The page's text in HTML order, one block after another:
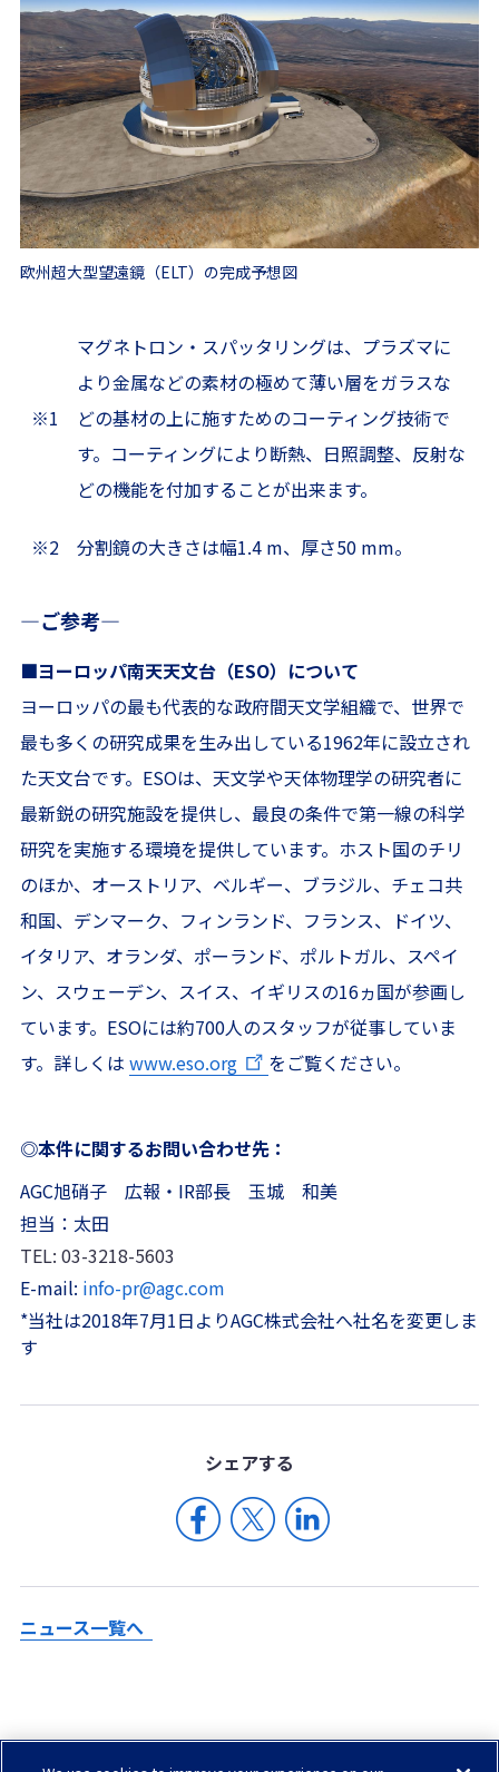
欧州超大型望遠鏡（ELT）の完成予想図
※1
マグネトロン・スパッタリングは、プラズマに
より金属などの素材の極めて薄い層をガラスな
どの基材の上に施すためのコーティング技術で
す。コーティングにより断熱、日照調整、反射な
どの機能を付加することが出来ます。
※2 分割鏡の大きさは幅1.4 m、厚さ50 mm。
―ご参考―
■ヨーロッパ南天天文台（ESO）について
ヨーロッパの最も代表的な政府間天文学組織で、世界で
最も多くの研究成果を生み出している1962年に設立され
た天文台です。ESOは、天文学や天体物理学の研究者に
最新鋭の研究施設を提供し、最良の条件で第一線の科学
研究を実施する環境を提供しています。ホスト国のチリ
のほか、オーストリア、ベルギー、ブラジル、チェコ共
和国、デンマーク、フィンランド、フランス、ドイツ、
イタリア、オランダ、ポーランド、ポルトガル、スペイ
ン、スウェーデン、スイス、イギリスの16ヵ国が参画し
ています。ESOには約700人のスタッフが従事していま
す。詳しくは www.eso.org をご覧ください。
◎本件に関するお問い合わせ先：
AGC旭硝子 広報・IR部長 玉城 和美
担当：太田
TEL: 03-3218-5603
E-mail: info-pr@agc.com
*当社は2018年7月1日よりAGC株式会社へ社名を変更しま
す
シェアする
ニュース一覧へ